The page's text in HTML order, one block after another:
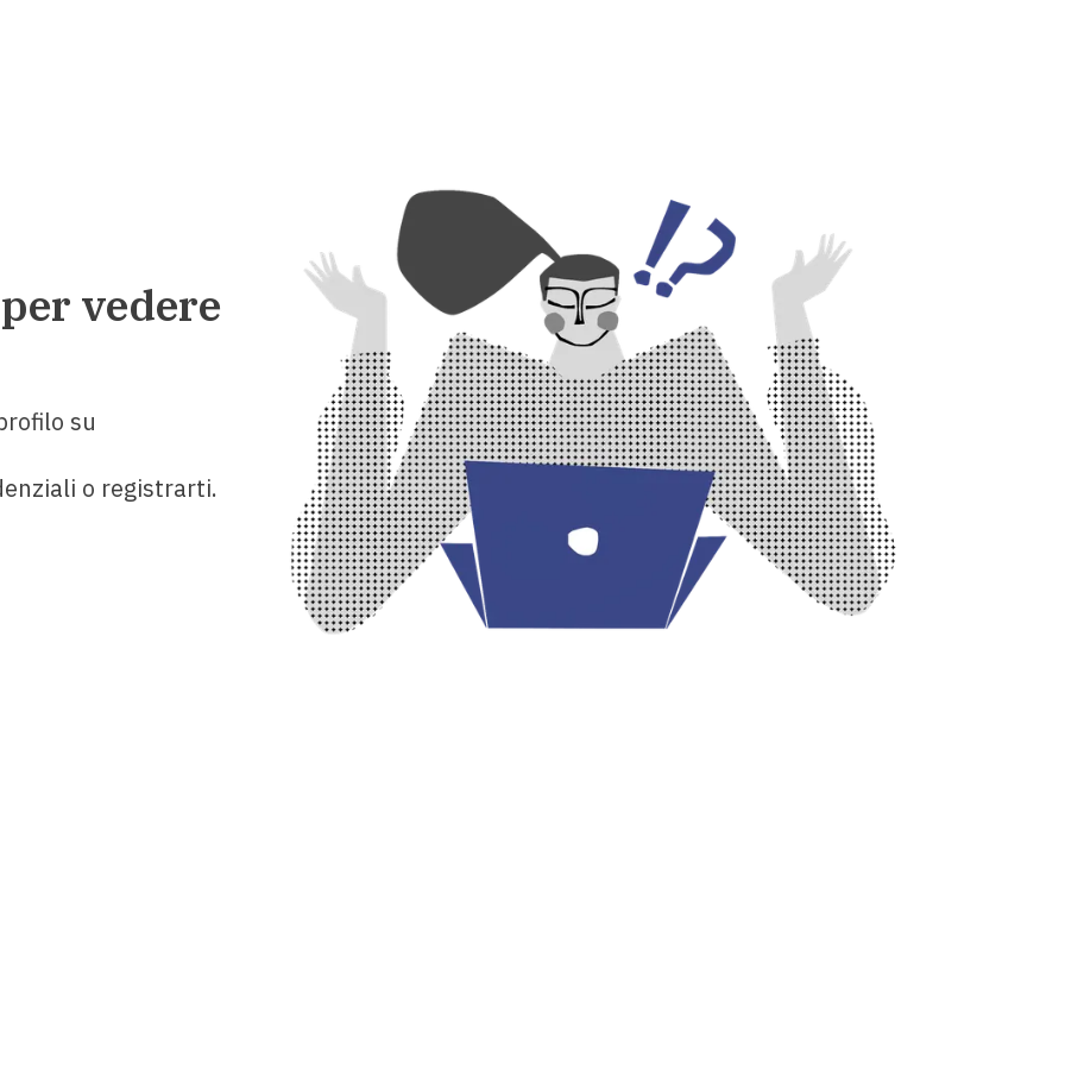
vedere
su
o registrarti.